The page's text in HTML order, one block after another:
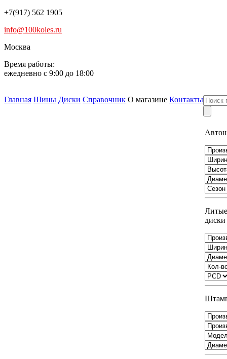
+7(917) 562 1905
info@100koles.ru
Москва
Время работы:
ежедневно с 9:00 до 18:00
Главная Шины Диски Справочник О магазине Контакты
Литые
диски